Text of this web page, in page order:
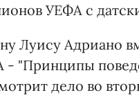
УЕФА с
Луису Адриано
- "Принципы
дело во